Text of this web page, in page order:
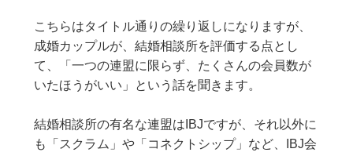
こちらはタイトル通りの繰り返しになりますが、
成婚カップルが、結婚相談所を評価する点とし
て、「一つの連盟に限らず、たくさんの会員数が
いたほうがいい」という話を聞きます。
結婚相談所の有名な連盟はIBJですが、それ以外に
も「スクラム」や「コネクトシップ」など、IBJ会